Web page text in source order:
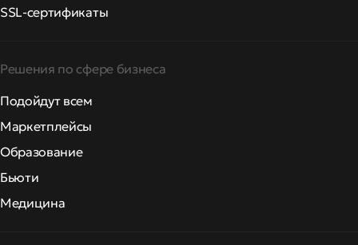
SSL-сертификаты
Решения по сфере бизнеса
Подойдут всем
Маркетплейсы
Образование
Бьюти
Медицина